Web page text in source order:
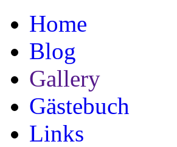
Home
Blog
Gallery
Gästebuch
Links